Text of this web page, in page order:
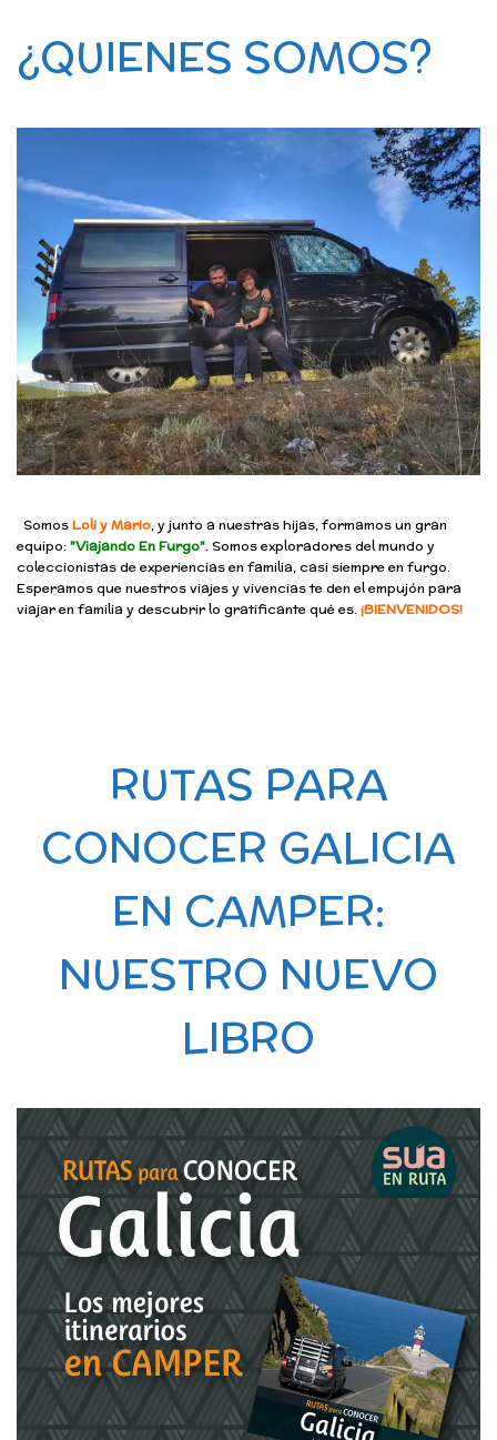
¿QUIENES SOMOS?
SomosLoli y Mario, y junto a nuestras hijas, formamos un gran
equipo:"Viajando En Furgo". Somos exploradores del mundo y
coleccionistas de experiencias en familia, casi siempre en furgo.
Esperamos que nuestros viajes y vivencias te den el empujón para
viajar en familia y descubrir lo gratificante qué es.¡BIENVENIDOS!
RUTAS PARA
CONOCER GALICIA
EN CAMPER:
NUESTRO NUEVO
LIBRO